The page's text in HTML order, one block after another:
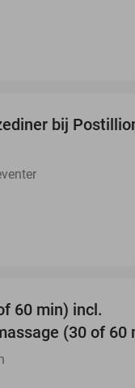
bij
60 min) incl.
(30 of 60